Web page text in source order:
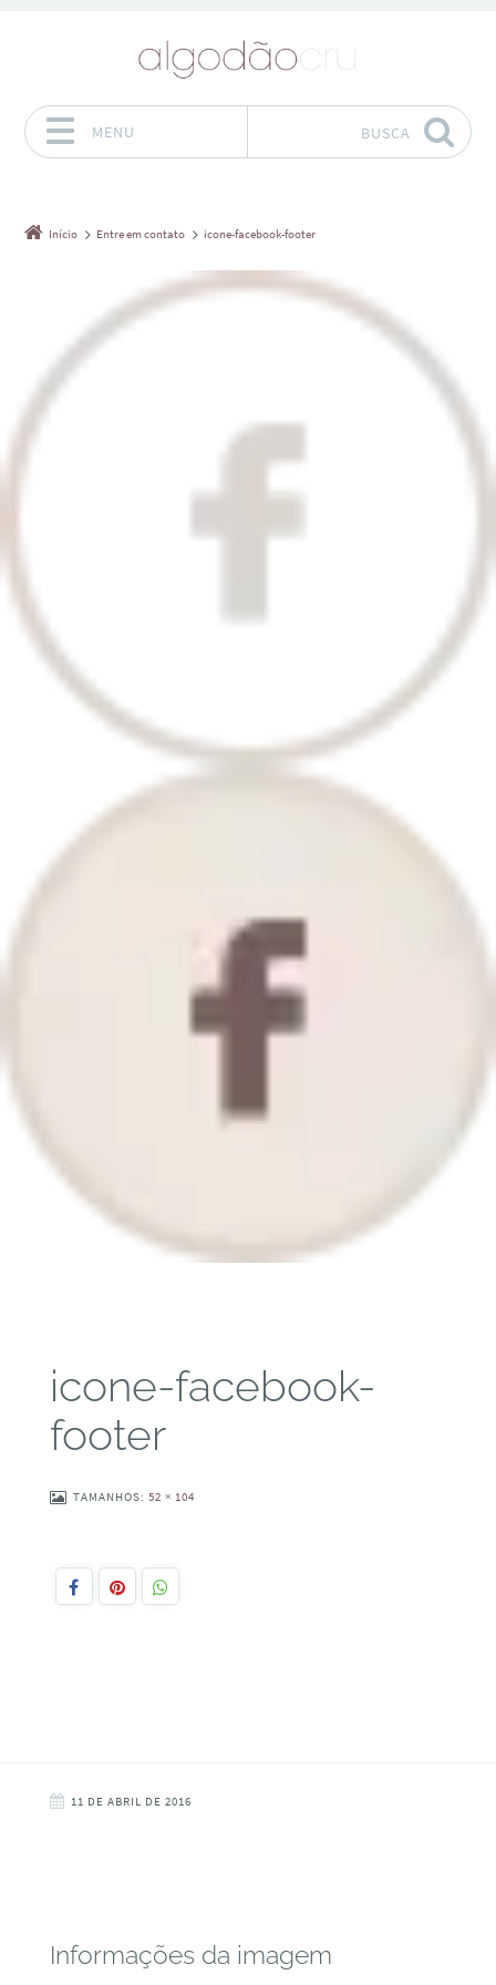
MENU BUSCA
Início Entre em contato icone-facebook-footer
icone-facebook-
footer
TAMANHOS: 52 × 104
11 DE ABRIL DE 2016
Informações da imagem